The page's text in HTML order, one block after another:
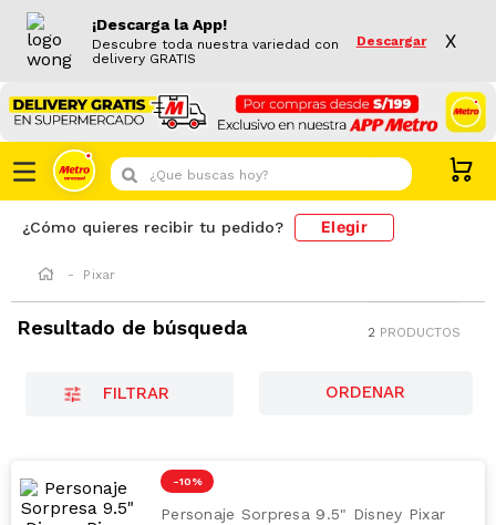
¡Descarga la App!
Descubre toda nuestra variedad con
delivery GRATIS
Descargar X
¿Que buscas hoy?
¿Cómo quieres recibir tu pedido? Elegir
Pixar
Resultado de búsqueda 2 PRODUCTOS
FILTRAR
-10 %
Personaje Sorpresa 9.5" Disney Pixar